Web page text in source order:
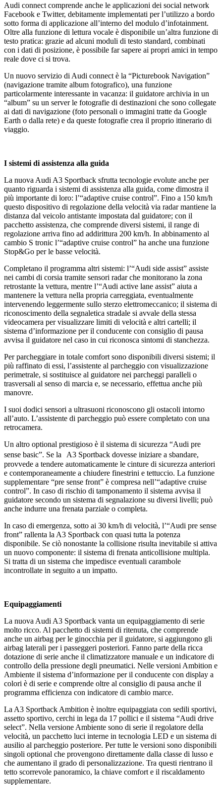
Audi connect comprende anche le applicazioni dei social network
Facebook e Twitter, debitamente implementati per l’utilizzo a bordo
sotto forma di applicazione all’interno del modulo d’infotainment.
Oltre alla funzione di lettura vocale è disponibile un’altra funzione di
testo pratica: grazie ad alcuni moduli di testo standard, combinati
con i dati di posizione, è possibile far sapere ai propri amici in tempo
reale dove ci si trova.
Un nuovo servizio di Audi connect è la “Picturebook Navigation”
(navigazione tramite album fotografico), una funzione
particolarmente interessante in vacanza: il guidatore archivia in un
“album” su un server le fotografie di destinazioni che sono collegate
ai dati di navigazione (foto personali o immagini tratte da Google
Earth o dalla rete) e da queste fotografie crea il proprio itinerario di
viaggio.
I sistemi di assistenza alla guida
La nuova Audi A3 Sportback sfrutta tecnologie evolute anche per
quanto riguarda i sistemi di assistenza alla guida, come dimostra il
più importante di loro: l’“adaptive cruise control”. Fino a 150 km/h
questo dispositivo di regolazione della velocità via radar mantiene la
distanza dal veicolo antistante impostata dal guidatore; con il
pacchetto assistenza, che comprende diversi sistemi, il range di
regolazione arriva fino ad addirittura 200 km/h. In abbinamento al
cambio S tronic l’“adaptive cruise control” ha anche una funzione
Stop&Go per le basse velocità.
Completano il programma altri sistemi: l’“Audi side assist” assiste
nei cambi di corsia tramite sensori radar che monitorano la zona
retrostante la vettura, mentre l’“Audi active lane assist” aiuta a
mantenere la vettura nella propria carreggiata, eventualmente
intervenendo leggermente sullo sterzo elettromeccanico; il sistema di
riconoscimento della segnaletica stradale si avvale della stessa
videocamera per visualizzare limiti di velocità e altri cartelli; il
sistema d’informazione per il conducente con consiglio di pausa
avvisa il guidatore nel caso in cui riconosca sintomi di stanchezza.
Per parcheggiare in totale comfort sono disponibili diversi sistemi; il
più raffinato di essi, l’assistente al parcheggio con visualizzazione
perimetrale, si sostituisce al guidatore nei parcheggi paralleli o
trasversali al senso di marcia e, se necessario, effettua anche più
manovre.
I suoi dodici sensori a ultrasuoni riconoscono gli ostacoli intorno
all’auto. L’assistente di parcheggio può essere completato con una
retrocamera.
Un altro optional prestigioso è il sistema di sicurezza “Audi pre
sense basic”. Se la A3 Sportback dovesse iniziare a sbandare,
provvede a tendere automaticamente le cinture di sicurezza anteriori
e contemporaneamente a chiudere finestrini e tettuccio. La funzione
supplementare “pre sense front” è compresa nell’“adaptive cruise
control”. In caso di rischio di tamponamento il sistema avvisa il
guidatore secondo un sistema di segnalazione su diversi livelli; può
anche indurre una frenata parziale o completa.
In caso di emergenza, sotto ai 30 km/h di velocità, l’“Audi pre sense
front” rallenta la A3 Sportback con quasi tutta la potenza
disponibile. Se ciò nonostante la collisione risulta inevitabile si attiva
un nuovo componente: il sistema di frenata anticollisione multipla.
Si tratta di un sistema che impedisce eventuali carambole
incontrollate in seguito a un impatto.
Equipaggiamenti
La nuova Audi A3 Sportback vanta un equipaggiamento di serie
molto ricco. Al pacchetto di sistemi di ritenuta, che comprende
anche un airbag per le ginocchia per il guidatore, si aggiungono gli
airbag laterali per i passeggeri posteriori. Fanno parte della ricca
dotazione di serie anche il climatizzatore manuale e un indicatore di
controllo della pressione degli pneumatici. Nelle versioni Ambition e
Ambiente il sistema d’informazione per il conducente con display a
colori è di serie e comprende oltre al consiglio di pausa anche il
programma efficienza con indicatore di cambio marce.
La A3 Sportback Ambition è inoltre equipaggiata con sedili sportivi,
assetto sportivo, cerchi in lega da 17 pollici e il sistema “Audi drive
select”. Nella versione Ambiente sono di serie il regolatore della
velocità, un pacchetto luci interne in tecnologia LED e un sistema di
ausilio al parcheggio posteriore. Per tutte le versioni sono disponibili
singoli optional che provengono direttamente dalla classe di lusso e
che aumentano il grado di personalizzazione. Tra questi rientrano il
tetto scorrevole panoramico, la chiave comfort e il riscaldamento
supplementare.